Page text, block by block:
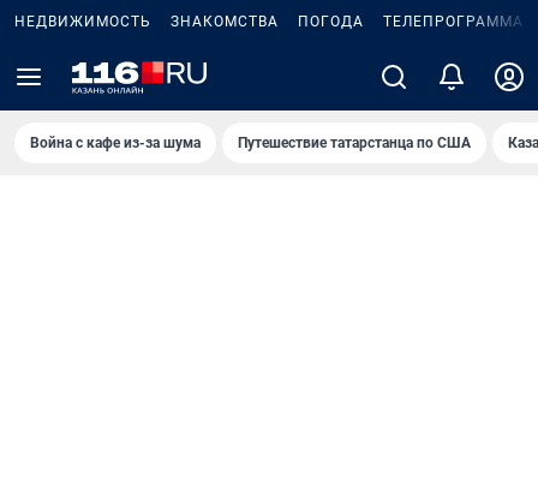
НЕДВИЖИМОСТЬ ЗНАКОМСТВА ПОГОДА ТЕЛЕПРОГРАММА
Война с кафе из-за шума Путешествие татарстанца по США